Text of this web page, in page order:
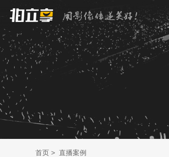
首页 > 直播案例